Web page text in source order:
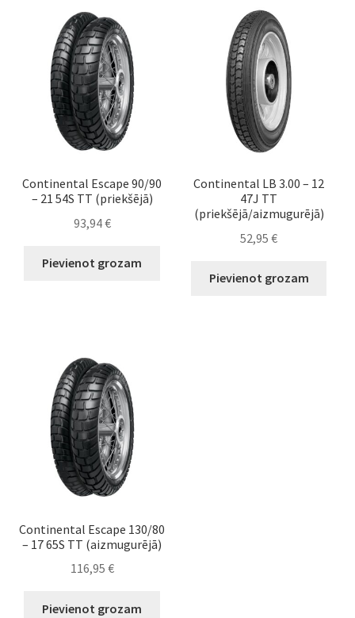
Continental Escape 90/90
– 21 54S TT (priekšējā)
93,94€
Pievienot grozam
Continental LB 3.00 – 12
47J TT
(priekšējā/aizmugurējā)
52,95€
Pievienot grozam
Continental Escape 130/80
– 17 65S TT (aizmugurējā)
116,95 €
Pievienot grozam